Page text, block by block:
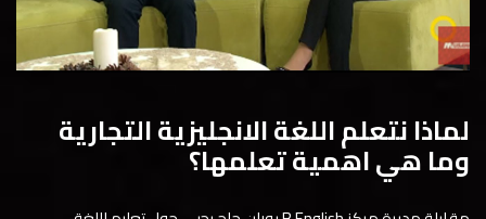
لماذا نتعلم اللغة الانجليزية التجارية
وما هي اهمية تعلمها؟